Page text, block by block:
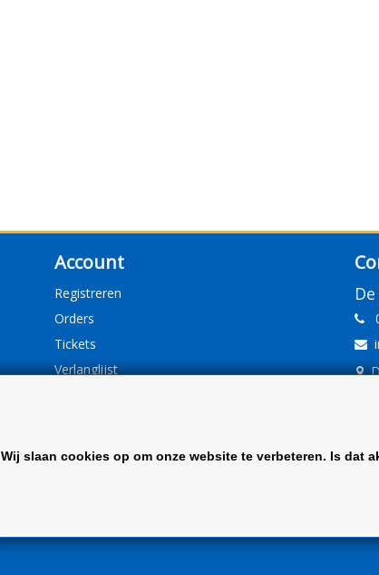
Account
Registreren
Orders
Tickets
Verlanglijst
Wij slaan cookies op om onze website te verbeteren. Is dat